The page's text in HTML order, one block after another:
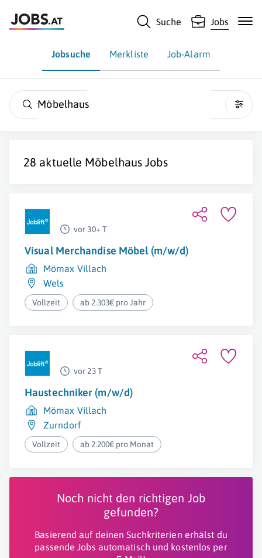
Suche Jobs
Jobsuche Merkliste Job-Alarm
Möbelhaus
28 aktuelle Möbelhaus Jobs
vor 30+ T
Visual Merchandise Möbel (m/w/d)
Mömax Villach
Wels
Vollzeit ab 2.303€ pro Jahr
vor 23 T
Haustechniker (m/w/d)
Mömax Villach
Zurndorf
Vollzeit ab 2.200€ pro Monat
Noch nicht den richtigen Job
gefunden?
Basierend auf deinen Suchkriterien erhälst du
passende Jobs automatisch und kostenlos per